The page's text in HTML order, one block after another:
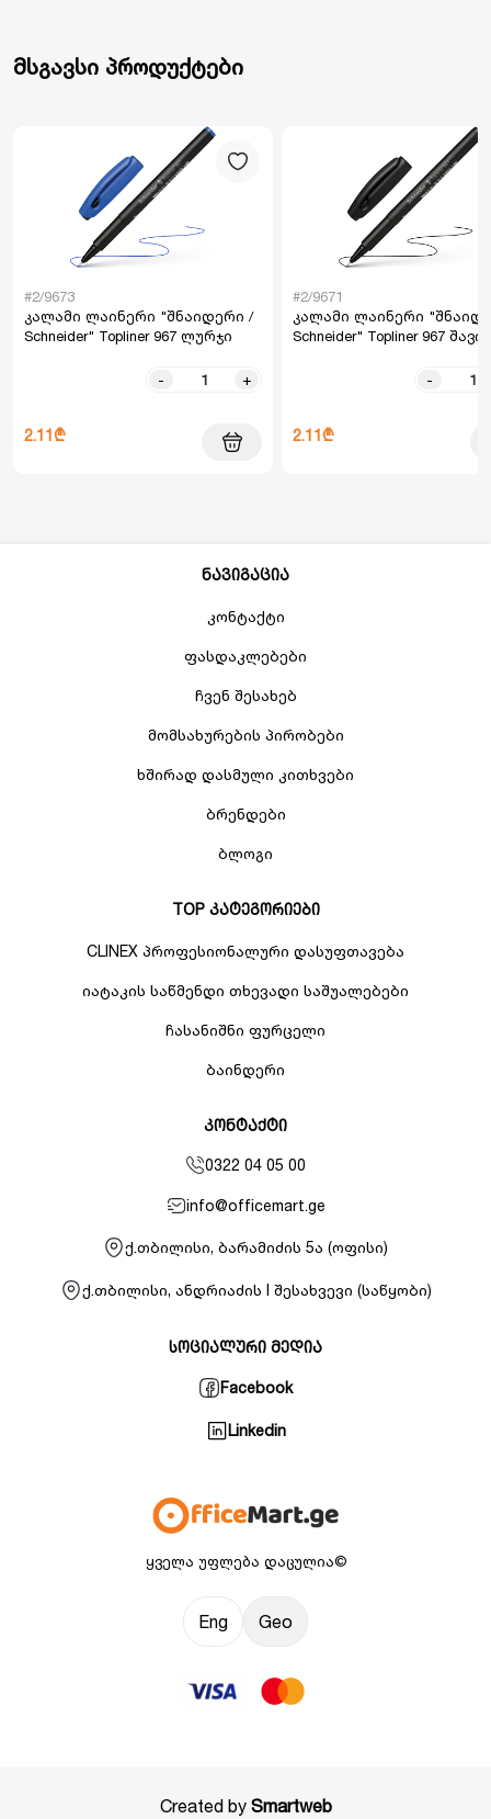
მსგავსი პროდუქტები
#2/9673
კალამი ლაინერი "შნაიდერი /
Schneider" Topliner 967 ლურჯი
- +
2.11₾
#2/9671
კალამი ლაინერი
Schneider" Topliner 967 შავი
-
2.11₾
ყველა უფლება დაცულია©
Eng Geo
ნავიგაცია
კონტაქტი
ფასდაკლებები
ჩვენ შესახებ
მომსახურების პირობები
ხშირად დასმული კითხვები
ბრენდები
ბლოგი
TOP კატეგორიები
CLINEX პროფესიონალური დასუფთავება
იატაკის საწმენდი თხევადი საშუალებები
ჩასანიშნი ფურცელი
ბაინდერი
კონტაქტი
0322 04 05 00
info@officemart.ge
ქ.თბილისი, ბარამიძის 5ა (ოფისი)
ქ.თბილისი, ანდრიაძის I შესახვევი (საწყობი)
სოციალური მედია
Facebook
Linkedin
Created by Smartweb